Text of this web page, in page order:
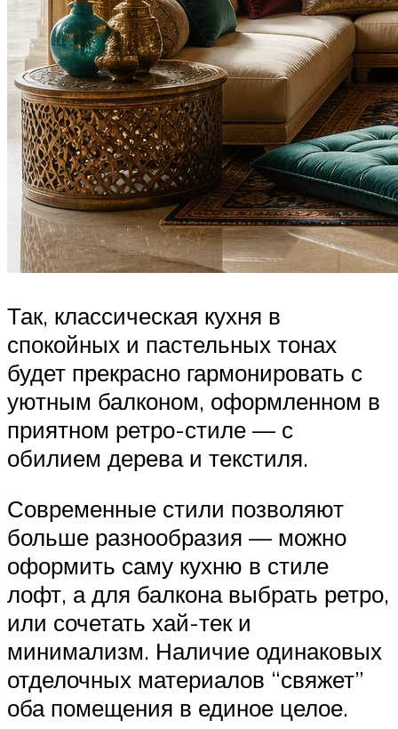
Так, классическая кухня в
спокойных и пастельных тонах
будет прекрасно гармонировать с
уютным балконом, оформленном в
приятном ретро-стиле — с
обилием дерева и текстиля.
Современные стили позволяют
больше разнообразия — можно
оформить саму кухню в стиле
лофт, а для балкона выбрать ретро,
или сочетать хай-тек и
минимализм. Наличие одинаковых
отделочных материалов “свяжет”
оба помещения в единое целое.